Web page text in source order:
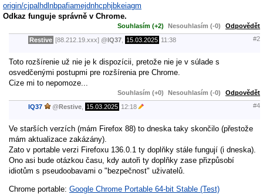
origin/cjpalhdlnbpafiamejdnhcphjbkeiagm
Odkaz funguje správně v Chrome.
Souhlasím (+2) Nesouhlasím (-0) Odpovědět
Restive [88.212.19.xxx] @IQ37 15.03.2025 11:38 #2
Toto rozšírenie už nie je k dispozícii, pretože nie je v súlade s
osvedčenými postupmi pre rozšírenia pre Chrome.
Cize mi to nepomoze...
Souhlasím (+0) Nesouhlasím (-0) Odpovědět
IQ37 @Restive 15.03.2025 12:18 #4
Ve starších verzích (mám Firefox 88) to dneska taky skončilo (přestože
mám aktualizace zakázány).
Zato v portable verzi Firefoxu 136.0.1 ty doplňky stále fungují (i dneska).
Ono asi bude otázkou času, kdy autoři ty doplňky zase přizpůsobí
idiotům s pseudoobavami o "bezpečnost" uživatelů.
Chrome portable: Google Chrome Portable 64-bit Stable (Test)